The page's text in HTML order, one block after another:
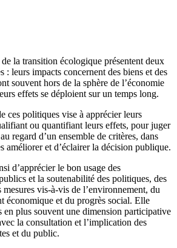
la transition écologique présentent deux
: leurs impacts concernent des biens et des
souvent hors de la sphère de l’économie
effets se déploient sur un temps long.
ces politiques vise à apprécier leurs
ou quantifiant leurs effets, pour juger
regard d’un ensemble de critères, dans
améliorer et d’éclairer la décision publique.
d’apprécier le bon usage des
et la soutenabilité des politiques, des
mesures vis-à-vis de l’environnement, du
économique et du progrès social. Elle
en plus souvent une dimension participative
la consultation et l’implication des
et du public.